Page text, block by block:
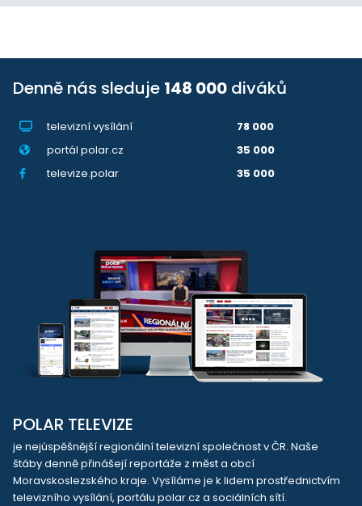
Denně nás sleduje 148 000 diváků
televizní vysílání
78 000
portál polar.cz
35 000
televize.polar
35 000
POLAR TELEVIZE
je nejúspěšnější regionální televizní společnost v ČR. Naše
štáby denně přinášejí reportáže z měst a obcí
Moravskoslezského kraje. Vysíláme je k lidem prostřednictvím
televizního vysílání, portálu polar.cz a sociálních sítí.